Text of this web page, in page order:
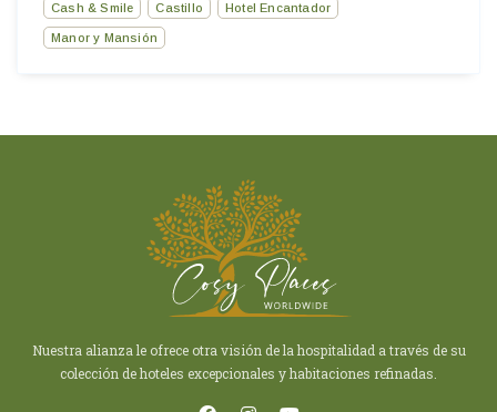
Cash & Smile Castillo Hotel Encantador
Manor y Mansión
Nuestra alianza le ofrece otra visión de la hospitalidad a través de su
colección de hoteles excepcionales y habitaciones refinadas.